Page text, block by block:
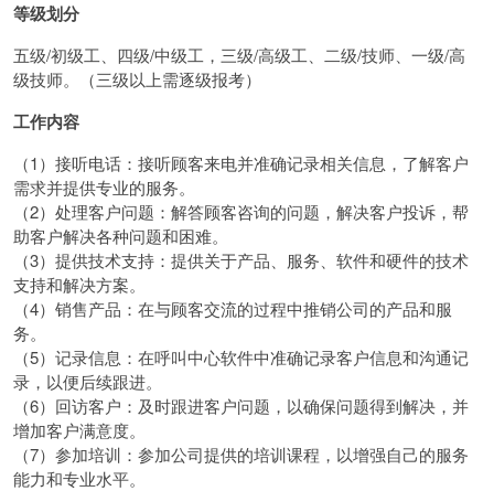
等级划分
五级/初级工、四级/中级工，三级/高级工、二级/技师、一级/高
级技师。（三级以上需逐级报考）
工作内容
（1）接听电话：接听顾客来电并准确记录相关信息，了解客户
需求并提供专业的服务。
（2）处理客户问题：解答顾客咨询的问题，解决客户投诉，帮
助客户解决各种问题和困难。
（3）提供技术支持：提供关于产品、服务、软件和硬件的技术
支持和解决方案。
（4）销售产品：在与顾客交流的过程中推销公司的产品和服
务。
（5）记录信息：在呼叫中心软件中准确记录客户信息和沟通记
录，以便后续跟进。
（6）回访客户：及时跟进客户问题，以确保问题得到解决，并
增加客户满意度。
（7）参加培训：参加公司提供的培训课程，以增强自己的服务
能力和专业水平。